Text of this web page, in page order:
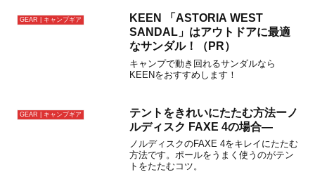
GEAR | キャンプギア
KEEN 「ASTORIA WEST
SANDAL」はアウトドアに最適
なサンダル！（PR）
キャンプで動き回れるサンダルなら
KEENをおすすめします！
GEAR | キャンプギア
テントをきれいにたたむ方法ーノ
ルディスク FAXE 4の場合―
ノルディスクのFAXE 4をキレイにたたむ
方法です。ポールをうまく使うのがテン
トをたたむコツ。